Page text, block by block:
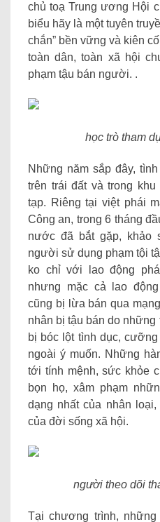
chủ toạ Trung ương Hội
biểu hãy là một tuyên
chắn” bền vững và kiên
toàn dân, toàn xã hội
phạm tậu bán người. .
học trò tham
Những năm sắp đây,
trên trái đất và trong
tạp. Riêng tại việt phái
Công an, trong 6 tháng
nước đã bắt gặp, khảo
người sử dụng phạm tội
ko chỉ với lao động
nhưng mặc cả lao
cũng bị lừa bán qua
nhân bị tậu bán do
bị bóc lột tình dục,
ngoài ý muốn. Những
tới tính mệnh, sức khỏe
bọn họ, xâm phạm
dạng nhất của nhân
của đời sống xã hội.
người theo dõi
Tại chương trình,